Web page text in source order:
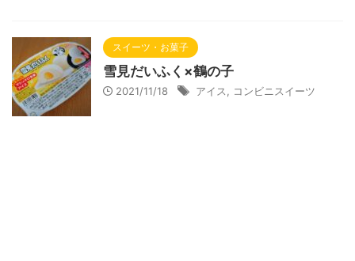
スイーツ・お菓子
雪見だいふく×鶴の子
2021/11/18 アイス コンビニスイーツ